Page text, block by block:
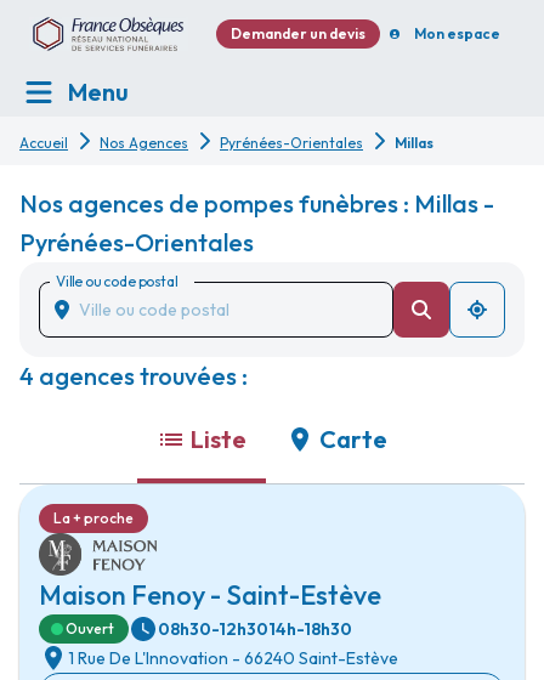
Demander un devis Mon espace
Menu
Accueil Nos Agences Pyrénées-Orientales Millas
Nos agences de pompes funèbres : Millas -
Pyrénées-Orientales
Ville ou code postal
4 agences trouvées :
Liste Carte
Maison Fenoy - Saint-Estève
La + proche
Ouvert 08h30-12h3014h-18h30
1 Rue De L'Innovation - 66240 Saint-Estève